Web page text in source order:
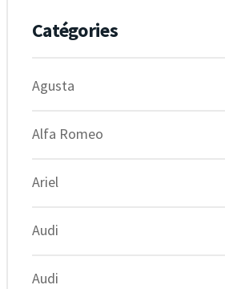
Catégories
Agusta
Alfa Romeo
Ariel
Audi
Audi